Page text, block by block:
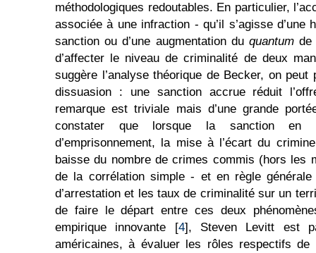
méthodologiques redoutables. En particulier,
associée à une infraction - qu’il s’agisse d’une
sanction ou d’une augmentation du quantumde
d’affecter le niveau de criminalité de deux
suggère l’analyse théorique de Becker, on
dissuasion : une sanction accrue réduit
remarque est triviale mais d’une grande
constater que lorsque la sanction en
d’emprisonnement, la mise à l’écart du
baisse du nombre de crimes commis (hors les
de la corrélation simple - et en règle
d’arrestation et les taux de criminalité sur un
de faire le départ entre ces deux
empirique innovante [4], Steven Levitt est
américaines, à évaluer les rôles respectifs de